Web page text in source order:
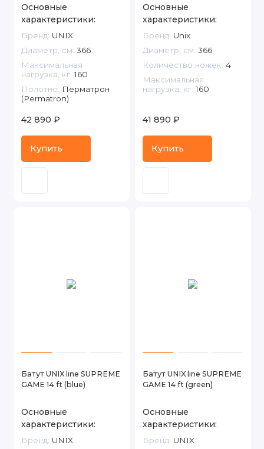
Основные
характеристики:
Бренд: UNIX
Диаметр, см: 366
Максимальная
нагрузка, кг: 160
Полотно: Перматрон
(Permatron)
42 890 ₽
Купить
Основные
характеристики:
Бренд: Unix
Диаметр, см: 366
Количество ножек: 4
Максимальная
нагрузка, кг: 160
41 890 ₽
Купить
Батут UNIX line SUPREME
GAME 14 ft (blue)
Основные
характеристики:
Бренд: UNIX
Батут UNIX line SUPREME
GAME 14 ft (green)
Основные
характеристики:
Бренд: UNIX